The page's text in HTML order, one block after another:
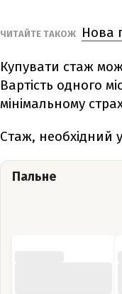
ЧИТАЙТЕ ТАКОЖ Нова
Купувати стаж
Вартість одного
мінімальному
Стаж, необхідний
Пальне